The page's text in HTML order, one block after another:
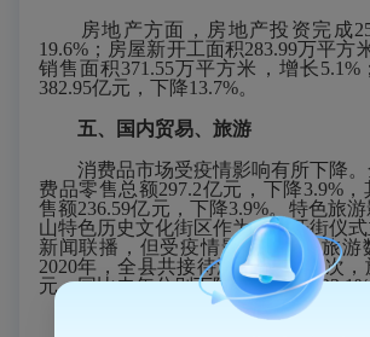
房地产方面，房地产投资完成
19.6%；房屋新开工面积283.99万平方
销售面积371.55万平方米，增长5.1%
382.95亿元， 下降13.7%。
五、国内贸易、旅游
消费品市场受疫情影响有所下降
费品零售总额297.2亿元， 下降3.9%，
售额236.59亿元， 下降3.9%。特色旅游
山特色历史文化街区作为全市开街仪
新闻联播 ， 但受疫情影响，全县旅游
2020年，全县共接待游客 555万人次，
元，同比去年分别下降 了31.6%和23.1